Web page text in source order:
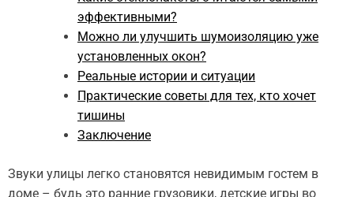
эффективными?
Можно ли улучшить шумоизоляцию уже
установленных окон?
Реальные истории и ситуации
Практические советы для тех, кто хочет
тишины
Заключение
Звуки улицы легко становятся невидимым гостем в
доме – будь это ранние грузовики, детские игры во